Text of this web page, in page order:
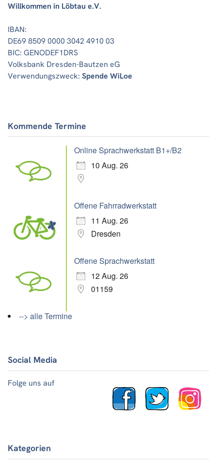
Willkommen in Löbtau e.V.
IBAN:
DE69 8509 0000 3042 4910 03
BIC: GENODEF1DRS
Volksbank Dresden-Bautzen eG
Verwendungszweck: Spende WiLoe
Kommende Termine
Online Sprachwerkstatt B1+/B2
10 Aug. 26
Offene Fahrradwerkstatt
11 Aug. 26
Dresden
Offene Sprachwerkstatt
12 Aug. 26
01159
--> alle Termine
Social Media
Folge uns auf
Kategorien